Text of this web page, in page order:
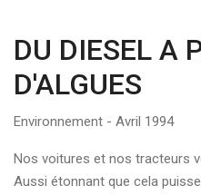
DU DIESEL A
D'ALGUES
Environnement - Avril 1994
Nos voitures et nos tracteurs
Aussi étonnant que cela